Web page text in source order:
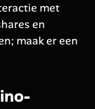
met
en
maak er een